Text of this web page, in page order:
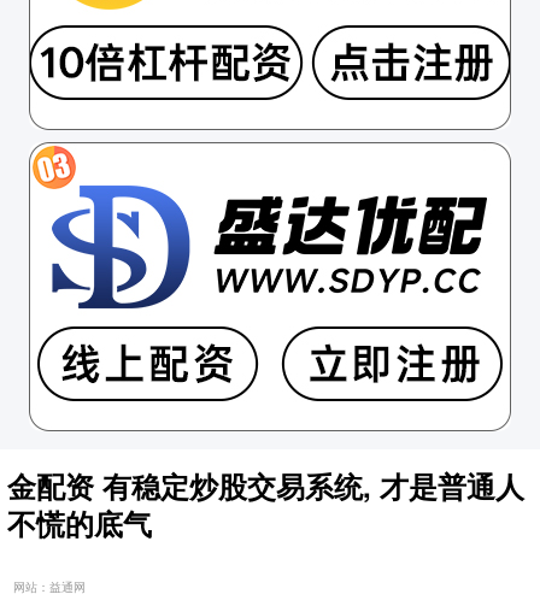
金配资 有稳定炒股交易系统, 才是普通人
不慌的底气
网站：益通网